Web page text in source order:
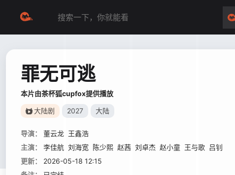
罪无可逃
本片由茶杯狐cupfox提供播放
大陆剧 2027 大陆
导演： 董云龙 王鑫浩
主演：
李佳航 刘海宽 陈少熙 赵茜 刘卓杰 赵小童 王与歌 吕钊
更新：
2026-05-18 12:15